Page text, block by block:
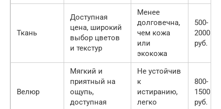
Ткань
Доступная
цена, широкий
выбор цветов
и текстур
Менее
долговечна,
чем кожа
или
экокожа
500-
2000
руб.
Велюр
Мягкий и
приятный на
ощупь,
доступная
Не устойчив
к
истиранию,
легко
800-
1500
руб.